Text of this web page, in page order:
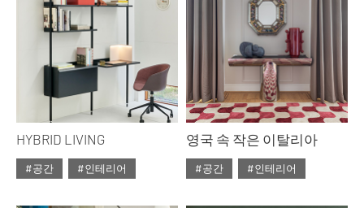
HYBRID LIVING
#공간
#인테리어
영국 속 작은 이탈리아
#공간
#인테리어